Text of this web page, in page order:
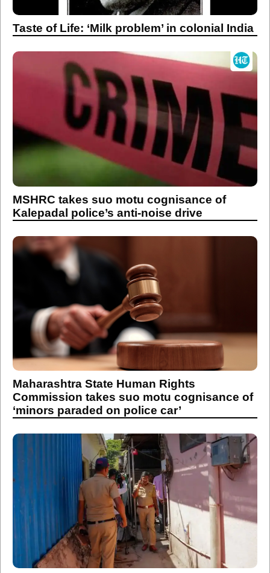
Taste of Life: ‘Milk problem’ in colonial India
MSHRC takes suo motu cognisance of
Kalepadal police’s anti-noise drive
Maharashtra State Human Rights
Commission takes suo motu cognisance of
‘minors paraded on police car’